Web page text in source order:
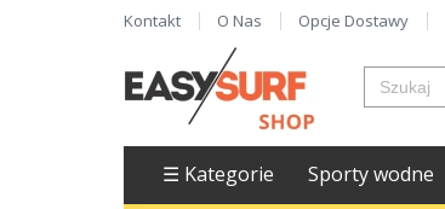
Kontakt O Nas Opcje Dostawy
☰ Kategorie Sporty wodne